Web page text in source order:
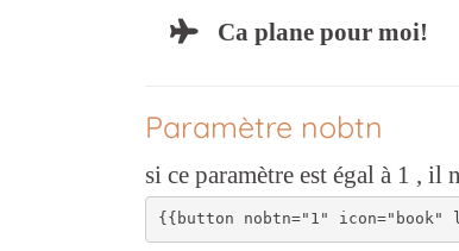
Ca plane pour moi!
Paramètre nobtn
si ce paramètre est égal à 1 ,